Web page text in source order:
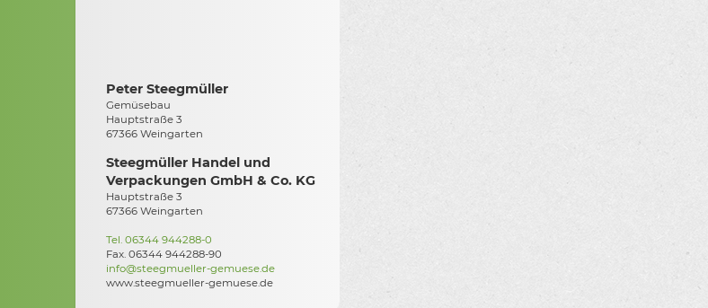
Peter Steegmüller
Gemüsebau
Hauptstraße 3
67366 Weingarten
Steegmüller Handel und
Verpackungen GmbH & Co. KG
Hauptstraße 3
67366 Weingarten
Tel. 06344 944288-0
Fax. 06344 944288-90
info@steegmueller-gemuese.de
www.steegmueller-gemuese.de